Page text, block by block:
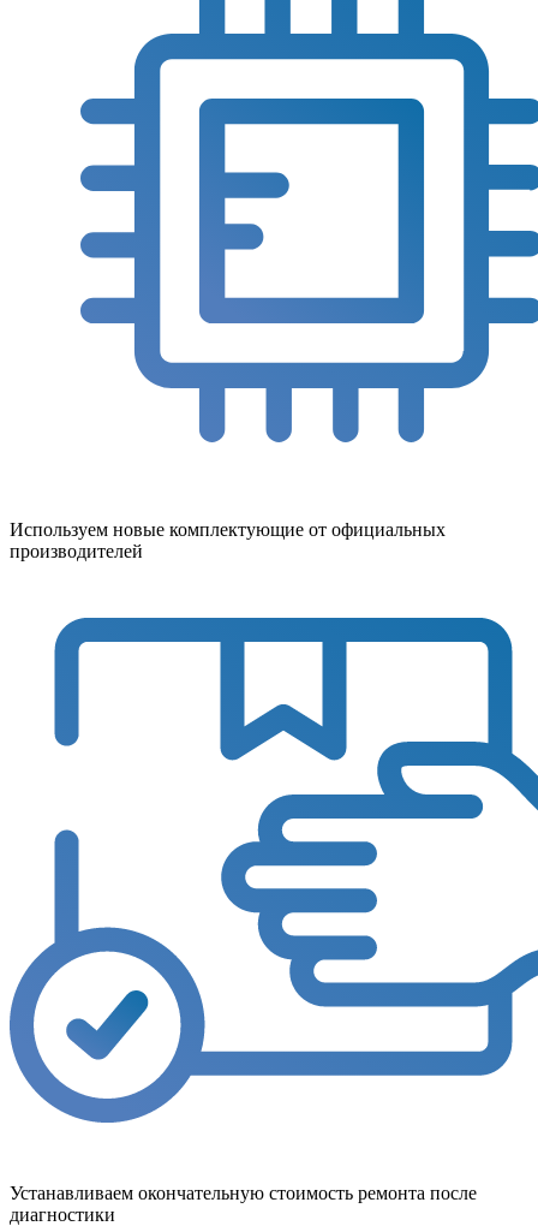
Используем новые комплектующие от официальных
производителей
Устанавливаем окончательную стоимость ремонта после
диагностики